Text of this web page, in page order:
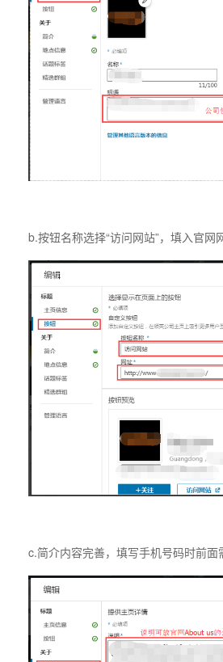
b.按钮名称选择“访问网站”，填入官网
c.简介内容完善，填写手机号码时前面